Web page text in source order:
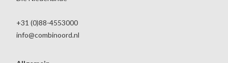
+31 (0)88-4553000
info@combinoord.nl